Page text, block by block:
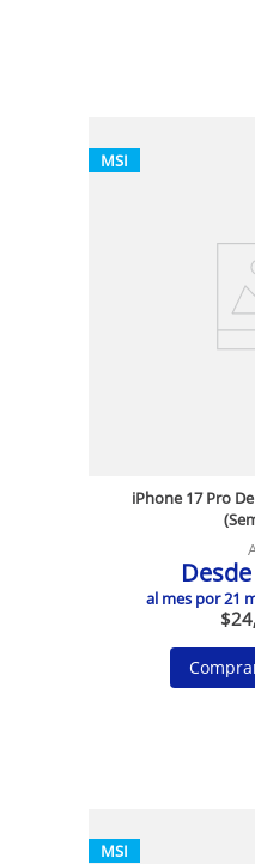
MSI
iPhone 17 Pro
Desde
al mes por21
$24,
MSI